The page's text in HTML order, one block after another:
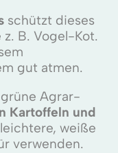
schützt dieses
B. Vogel-Kot.
gut atmen.
Agrar-
Kartoffeln und
weiße
verwenden.